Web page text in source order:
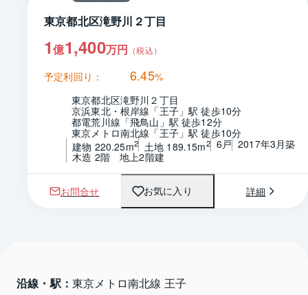
東京都北区滝野川２丁目
1億1,400万円 （税込）
予定利回り： 6.45%
東京都北区滝野川２丁目
京浜東北・根岸線「王子」駅 徒歩10分
都電荒川線「飛鳥山」駅 徒歩12分
東京メトロ南北線「王子」駅 徒歩10分
建物 220.25m2 土地 189.15m2 6戸 2017年3月築
木造 2階　地上2階建
お問合せ お気に入り 詳細
沿線・駅： 東京メトロ南北線 王子